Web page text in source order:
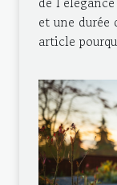
et une durée
article